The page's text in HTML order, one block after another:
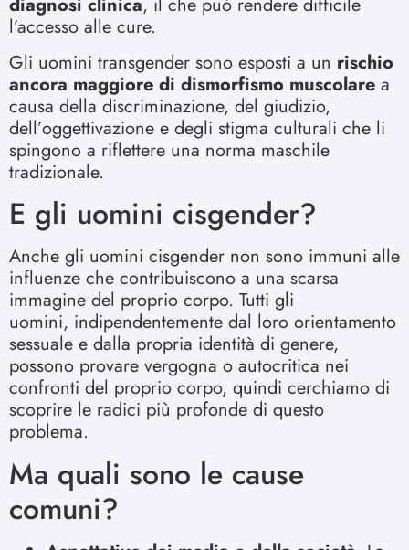
diagnosi clinica, il che può rendere difficile
l’accesso alle cure.
Gli uomini transgender sono esposti a un rischio
ancora maggiore di dismorfismo muscolare a
causa della discriminazione, del giudizio,
dell’oggettivazione e degli stigma culturali che li
spingono a riflettere una norma maschile
tradizionale.
E gli uomini cisgender?
Anche gli uomini cisgender non sono immuni alle
influenze che contribuiscono a una scarsa
immagine del proprio corpo. Tutti gli
uomini, indipendentemente dal loro orientamento
sessuale e dalla propria identità di genere,
possono provare vergogna o autocritica nei
confronti del proprio corpo, quindi cerchiamo di
scoprire le radici più profonde di questo
problema.
Ma quali sono le cause
comuni?